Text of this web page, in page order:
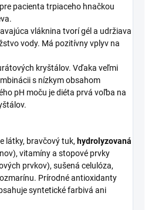
pacienta trpiaceho hnačkou
vláknina tvorí gél a udržiava
vody. Má pozitívny vplyv na
kryštálov. Vďaka veľmi
s nízkym obsahom
pH moču je diéta prvá voľba na
látky, bravčový tuk, hydrolyzovaná
vitamíny a stopové prvky
prvkov), sušená celulóza,
Prírodné antioxidanty
syntetické farbivá ani